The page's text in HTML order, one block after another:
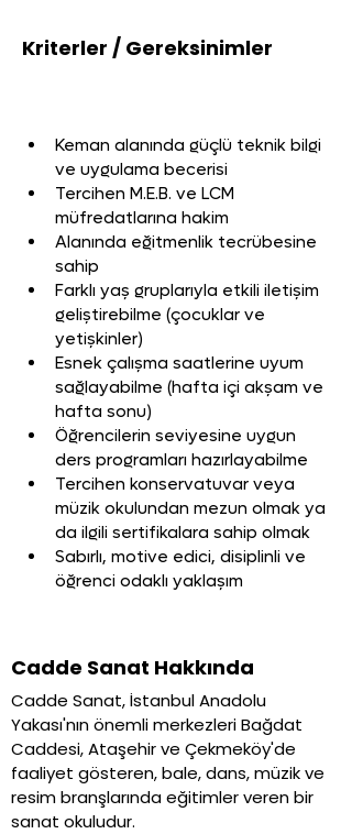
Kriterler / Gereksinimler
Keman alanında güçlü teknik bilgi
ve uygulama becerisi
Tercihen M.E.B. ve LCM
müfredatlarına hakim
Alanında eğitmenlik tecrübesine
sahip
Farklı yaş gruplarıyla etkili iletişim
geliştirebilme (çocuklar ve
yetişkinler)
Esnek çalışma saatlerine uyum
sağlayabilme (hafta içi akşam ve
hafta sonu)
Öğrencilerin seviyesine uygun
ders programları hazırlayabilme
Tercihen konservatuvar veya
müzik okulundan mezun olmak ya
da ilgili sertifikalara sahip olmak
Sabırlı, motive edici, disiplinli ve
öğrenci odaklı yaklaşım
Cadde Sanat Hakkında
Cadde Sanat, İstanbul Anadolu
Yakası'nın önemli merkezleri Bağdat
Caddesi, Ataşehir ve Çekmeköy'de
faaliyet gösteren, bale, dans, müzik ve
resim branşlarında eğitimler veren bir
sanat okuludur.